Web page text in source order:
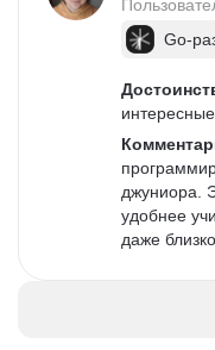
Go-
джуниора.
удобнее
даже